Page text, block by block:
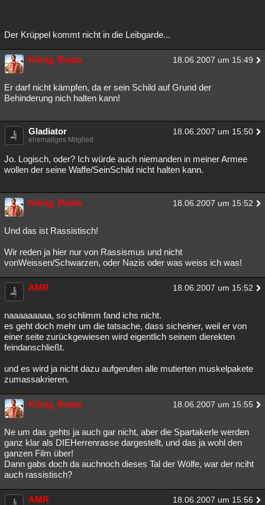
Der Krüppel kommt nicht in die Leibgarde...
König_Rasta 18.06.2007 um 15:49
Er darf nicht kämpfen, da er sein Schild auf Grund der
Behinderung nich halten kann!
Gladiator 18.06.2007 um 15:50
ehemaliges Mitglied
Jo. Logisch, oder? Ich würde auch niemanden in meiner Armee
wollen der seine Waffe/SeinSchild nicht halten kann.
König_Rasta 18.06.2007 um 15:52
Und das ist Rassistisch!
Wir reden ja hier nur von Rassismus und nicht
vonWeissen/Schwarzen, oder Nazis oder was weiss ich was!
AMR 18.06.2007 um 15:52
naaaaaaaaa, so schlimm fand ichs nicht.
es geht doch mehr um die tatsache, dass sicheiner, weil er von
einer seite zurückgewiesen wird eigentlich seinem dierekten
feindanschließt.
und es wird ja nicht dazu aufgerufen alle mutierten muskelpakete
zumassakrieren.
König_Rasta 18.06.2007 um 15:55
Ne um das gehts ja auch gar nicht, aber die Spartakerle werden
ganz klar als DIEHerrenrasse dargestellt, und das ja wohl den
ganzen Film über!
Dann gabs doch da auchnoch dieses Tal der Wölfe, war der nciht
auch rassistisch?
AMR 18.06.2007 um 15:56